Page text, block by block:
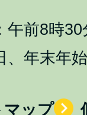
午前8時
、年末年始
マップ